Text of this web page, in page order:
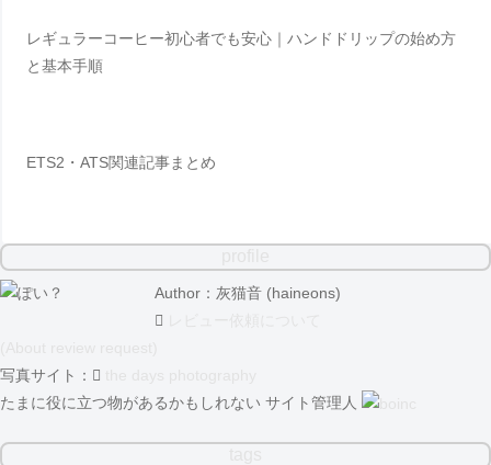
レギュラーコーヒー初心者でも安心｜ハンドドリップの始め方
と基本手順
ETS2・ATS関連記事まとめ
Author：灰猫音 (haineons)
写真サイト：
たまに役に立つ物があるかもしれない サイト管理人